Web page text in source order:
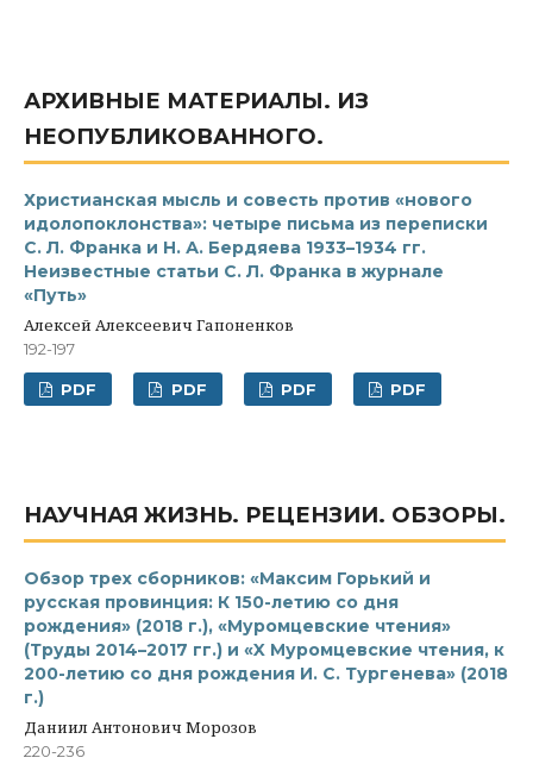
АРХИВНЫЕ МАТЕРИАЛЫ. ИЗ
НЕОПУБЛИКОВАННОГО.
Христианская мысль и совесть против «нового
идолопоклонства»: четыре письма из переписки
С. Л. Франка и Н. А. Бердяева 1933–1934 гг.
Неизвестные статьи С. Л. Франка в журнале
«Путь»
Алексей Алексеевич Гапоненков
192-197
PDF PDF PDF PDF
НАУЧНАЯ ЖИЗНЬ. РЕЦЕНЗИИ. ОБЗОРЫ.
Обзор трех сборников: «Максим Горький и
русская провинция: К 150-летию со дня
рождения» (2018 г.), «Муромцевские чтения»
(Труды 2014–2017 гг.) и «X Муромцевские чтения, к
200-летию со дня рождения И. С. Тургенева» (2018
г.)
Даниил Антонович Морозов
220-236